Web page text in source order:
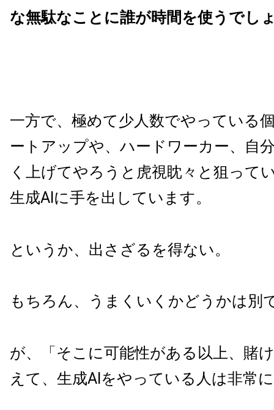
な無駄なことに誰が時間を使うでし
一方で、極めて少人数でやっている
ートアップや、ハードワーカー、自
く上げてやろうと虎視眈々と狙って
生成AIに手を出しています。
というか、出さざるを得ない。
もちろん、うまくいくかどうかは別
が、「そこに可能性がある以上、賭
えて、生成AIをやっている人は非常